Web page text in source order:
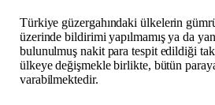
Türkiye güzergahındaki ülkelerin
üzerinde bildirimi yapılmamış ya da
bulunulmuş nakit para tespit edildiği
ülkeye değişmekle birlikte, bütün
varabilmektedir.